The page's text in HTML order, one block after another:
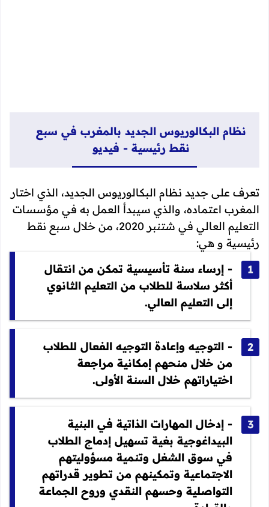
نظام البكالوريوس الجديد بالمغرب في سبع
نقط رئيسية - فيديو
تعرف على جديد نظام البكالوريوس الجديد، الذي اختار
المغرب اعتماده، والذي سيبدأ العمل به في مؤسسات
التعليم العالي في شتنبر 2020، من خلال
سبع نقط
رئيسية و هي:
- إرساء سنة تأسيسية تمكن من انتقال
أكثر سلاسة للطلاب من التعليم الثانوي
إلى التعليم العالي.
- التوجيه وإعادة التوجيه الفعال للطلاب
من خلال منحهم إمكانية مراجعة
اختياراتهم خلال السنة الأولى.
- إدخال المهارات الذاتية في البنية
البيداغوجية بغية تسهيل إدماج الطلاب
في سوق الشغل وتنمية مسؤوليتهم
الاجتماعية وتمكينهم من تطوير قدراتهم
التواصلية وحسهم النقدي وروح الجماعة